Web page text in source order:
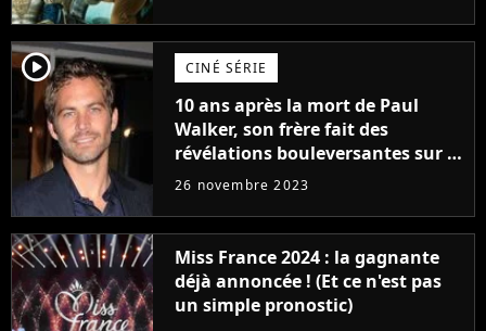
player2 CINÉ SÉRIE
10 ans après la mort de Paul
Walker, son frère fait des
révélations bouleversantes sur la
réaction des acteurs de Fast and
26 novembre 2023
Miss France 2024 : la gagnante
déjà annoncée ! (Et ce n'est pas
un simple pronostic)